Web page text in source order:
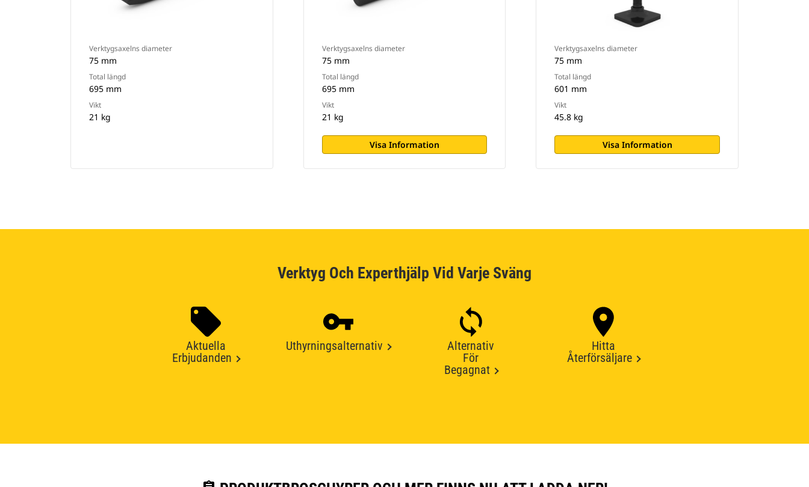
Verktygsaxelns diameter
75 mm
Total längd
695 mm
Vikt
21 kg
Verktygsaxelns diameter
75 mm
Total längd
695 mm
Vikt
21 kg
Visa Information
Verktygsaxelns diameter
75 mm
Total längd
601 mm
Vikt
45.8 kg
Visa Information
Verktyg Och Experthjälp Vid Varje Sväng
Aktuella
Erbjudanden
Uthyrningsalternativ
Alternativ
För
Begagnat
Hitta
Återförsäljare